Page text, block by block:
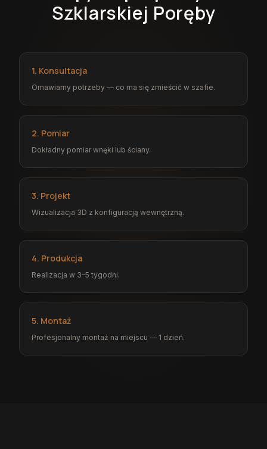
Szklarskiej Poręby
1. Konsultacja
Omawiamy potrzeby — co ma się zmieścić w szafie.
2. Pomiar
Dokładny pomiar wnęki lub ściany.
3. Projekt
Wizualizacja 3D z konfiguracją wewnętrzną.
4. Produkcja
Realizacja w 3–5 tygodni.
5. Montaż
Profesjonalny montaż na miejscu — 1 dzień.